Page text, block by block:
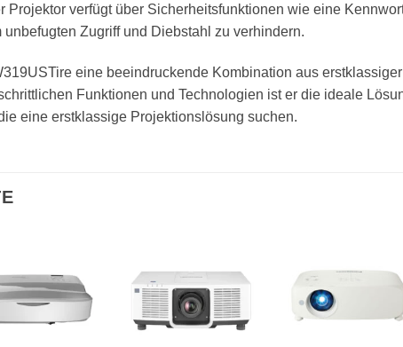
Projektor verfügt über Sicherheitsfunktionen wie eine
Zugriff und Diebstahl zu verhindern.
eine beeindruckende Kombination aus
Funktionen und Technologien ist er die ideale
eine erstklassige Projektionslösung suchen.